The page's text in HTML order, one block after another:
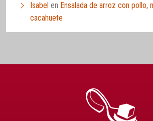
Isabel en Ensalada de arroz con pollo,
cacahuete